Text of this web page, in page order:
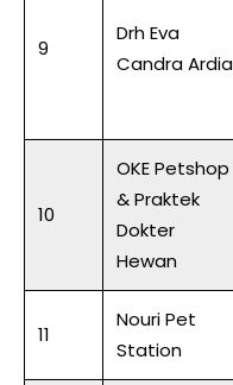
9
Drh Eva
Candra Ardia
10
OKE Petshop
& Praktek
Dokter
Hewan
11
Nouri Pet
Station